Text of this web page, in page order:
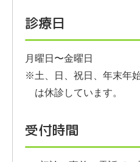
診療日
月曜日〜金曜日
※土、日、祝日、年末年
は休診しています。
受付時間